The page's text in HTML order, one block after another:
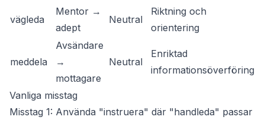
vägleda
Mentor →
adept
Neutral
Riktning och
orientering
meddela
Avsändare
→
mottagare
Neutral
Enriktad
informationsöverföring
Vanliga misstag
Misstag 1: Använda "instruera" där "handleda" passar